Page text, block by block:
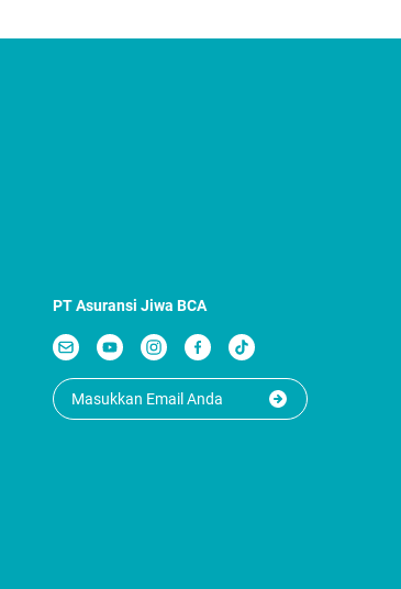
PT Asuransi Jiwa BCA